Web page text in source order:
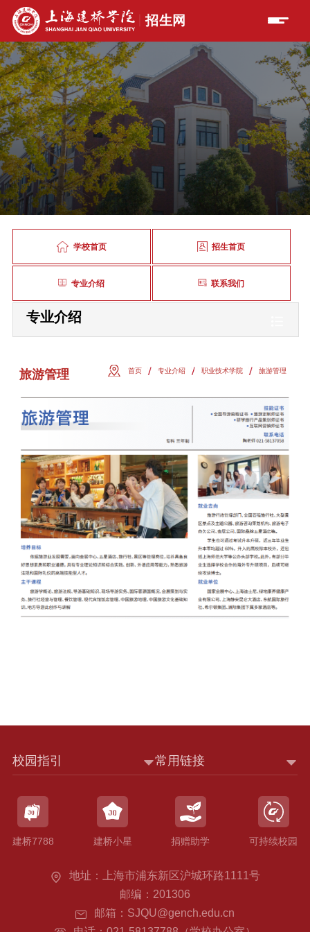
学校首页 招生首页
专业介绍 联系我们
专业介绍
首页 专业介绍 职业技术学院 旅游管理
旅游管理
地址：上海市浦东新区沪城环路1111号
邮编：201306
邮箱：SJQU@gench.edu.cn
校园指引 常用链接
建桥7788 建桥小星 捐赠助学 可持续校园